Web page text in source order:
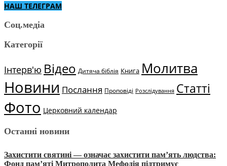
НАШ ТЕЛЕГРАМ
Соц.медіа
Категорії
Інтерв'ю Відео Дитяча біблія Книга Молитва
Новини Послання Проповіді Розслідування Статті
Фото Церковний календар
Останні новини
Захистити святині — означає захистити пам’ять людства:
Фонд пам’яті Митрополита Мефодія підтримує